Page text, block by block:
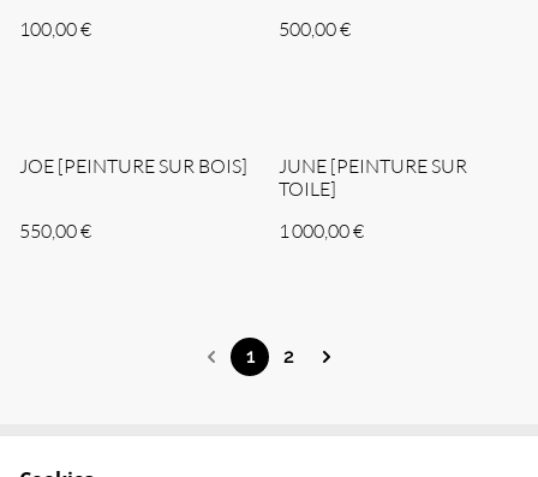
100,00 €
500,00 €
JOE [PEINTURE SUR BOIS]
550,00 €
JUNE [PEINTURE SUR
TOILE]
1 000,00 €
1 2